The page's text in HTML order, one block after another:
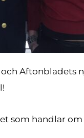
Aftonbladets
som handlar